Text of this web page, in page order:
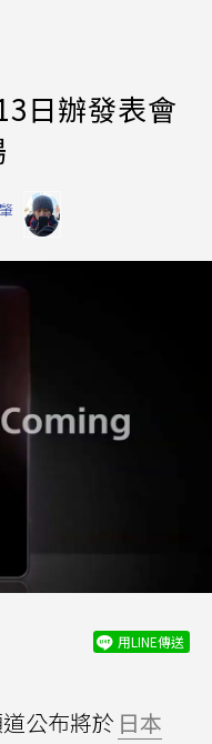
日辦發表會
用LINE傳送
公布將於 日本